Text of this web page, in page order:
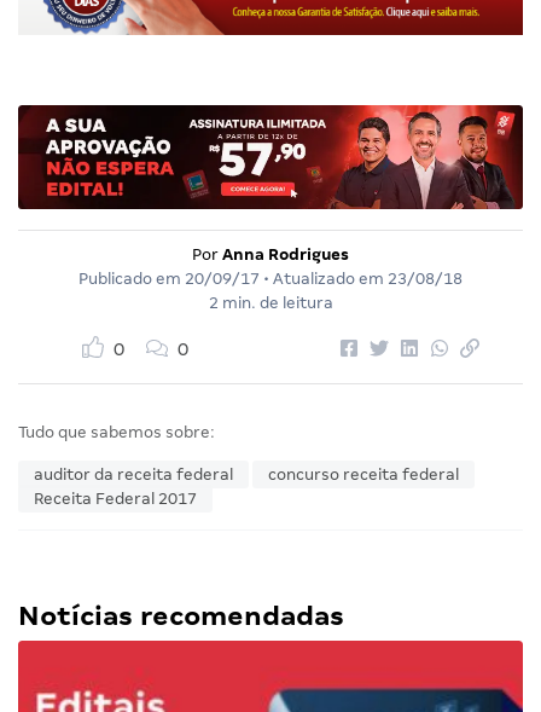
Por Anna Rodrigues
Publicado em 20/09/17 • Atualizado em 23/08/18
2 min. de leitura
0 0
Tudo que sabemos sobre:
auditor da receita federal
concurso receita federal
Receita Federal 2017
Notícias recomendadas